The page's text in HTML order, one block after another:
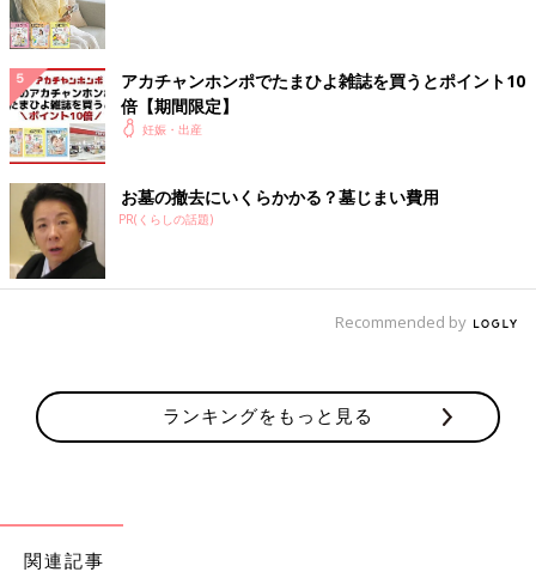
過ぎるタイミングで、ご丁寧に声をかけていく彼。
「おう、梅原。今夜飲み会らしいな。嬉しいだろ」
「部長……それが」
そのときまで、私は部長にお腹の子のことを言うか言わないか
決めていなかった。覚悟もなかったし、あんなことがあったとし
ても、苦手な人には変わりない。
それに、彼ほどのいい男に、たった一回のエッチで『子どもが
できたの！』なんて、どれほど下心がありそうに見えるだろう。
たとえ、それが本当のことだとしても。
でも、このとき私は発作的に言った。
「今夜、飲み会の前にお時間をいただけませんか？ みんなが居
これは咄嗟(とっさ)についた嘘。でも、こうでも言わないと引
き止められない気がした。
その夜、誰もいないオフィスで、私と部長は対峙(たいじ)し
アカチャンホンポでたまひよ雑誌を買うとポイント10
倍【期間限定】
妊娠・出産
お墓の撤去にいくらかかる？墓じまい費用
PR(くらしの話題)
Recommended by
ランキングをもっと見る
関連記事